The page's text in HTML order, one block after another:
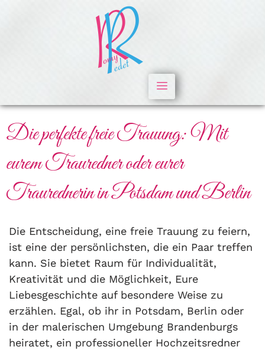
Die perfekte freie Trauung: Mit
eurem Trauredner oder eurer
Traurednerin in Potsdam und Berlin
Die Entscheidung, eine freie Trauung zu feiern,
ist eine der persönlichsten, die ein Paar treffen
kann. Sie bietet Raum für Individualität,
Kreativität und die Möglichkeit, Eure
Liebesgeschichte auf besondere Weise zu
erzählen. Egal, ob ihr in Potsdam, Berlin oder
in der malerischen Umgebung Brandenburgs
heiratet, ein professioneller Hochzeitsredner